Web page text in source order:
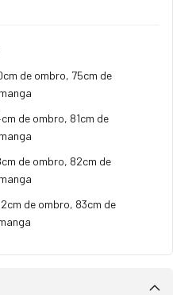
de ombro, 75cm de
de ombro, 81cm de
de ombro, 82cm de
de ombro, 83cm de